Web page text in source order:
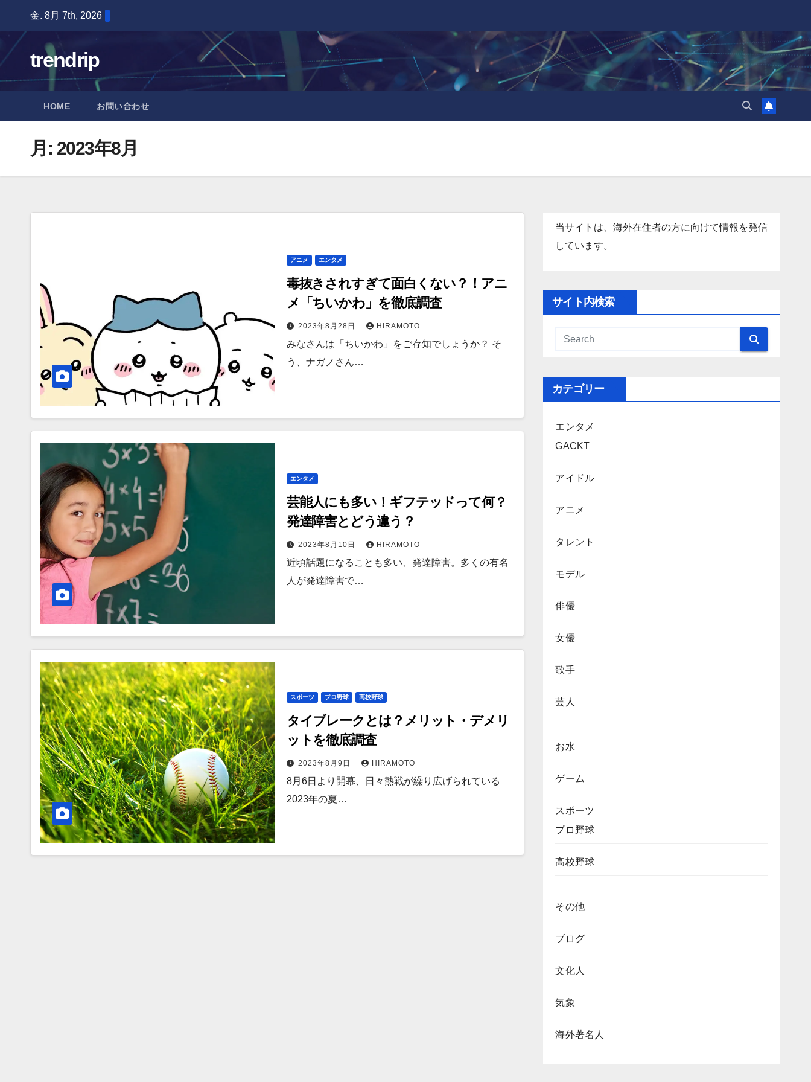
content
金. 8月 7th, 2026
trendrip
HOME お問い合わせ
月: 2023年8月
アニメ エンタメ
毒抜きされすぎて面白くない？！アニ
メ「ちいかわ」を徹底調査
2023年8月28日 HIRAMOTO
みなさんは「ちいかわ」をご存知でしょうか？ そ
う、ナガノさん…
エンタメ
芸能人にも多い！ギフテッドって何？
発達障害とどう違う？
2023年8月10日 HIRAMOTO
近頃話題になることも多い、発達障害。多くの有名
人が発達障害で…
スポーツ プロ野球 高校野球
タイブレークとは？メリット・デメリ
ットを徹底調査
2023年8月9日 HIRAMOTO
8月6日より開幕、日々熱戦が繰り広げられている
2023年の夏…
当サイトは、海外在住者の方に向けて情報を発信
しています。
サイト内検索
カテゴリー
エンタメ
GACKT
アイドル
アニメ
タレント
モデル
俳優
女優
歌手
芸人
お水
ゲーム
スポーツ
プロ野球
高校野球
その他
ブログ
文化人
気象
海外著名人